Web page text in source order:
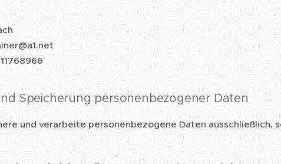
Speicherung personenbezogener Daten
und verarbeite personenbezogene Daten ausschließlich,